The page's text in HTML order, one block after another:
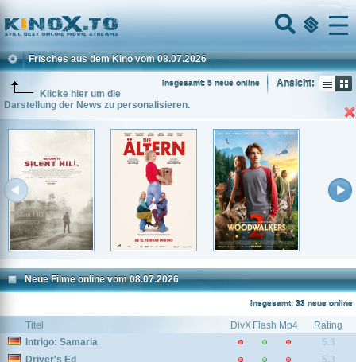
Home
Menu
Frisches aus dem Kino vom 08.07.2026
Ansicht:
Insgesamt: 5 neue online
Klicke hier um die
Darstellung der News zu personalisieren.
Neue Filme online vom 08.07.2026
Insgesamt: 33 neue online
Titel DivX Flash Mp4
Rating
Intrigo: Samaria
5.3
Driver's Ed
5.3